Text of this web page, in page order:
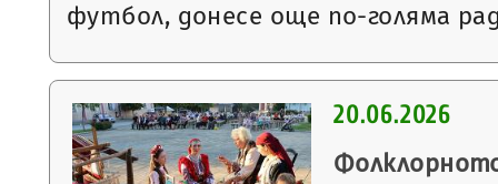
футбол, донесе още по-голяма
20.06.2026